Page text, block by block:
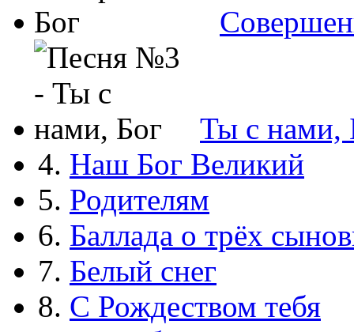
Ты с нами,
4. Наш Бог Великий
5. Родителям
6. Баллада о трёх
7. Белый снег
8. С Рождеством тебя